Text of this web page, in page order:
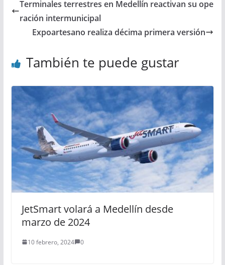
Terminales terrestres en Medellín reactivan su ope
ración intermunicipal
Expoartesano realiza décima primera versión
También te puede gustar
JetSmart volará a Medellín desde
marzo de 2024
10 febrero, 2024 0